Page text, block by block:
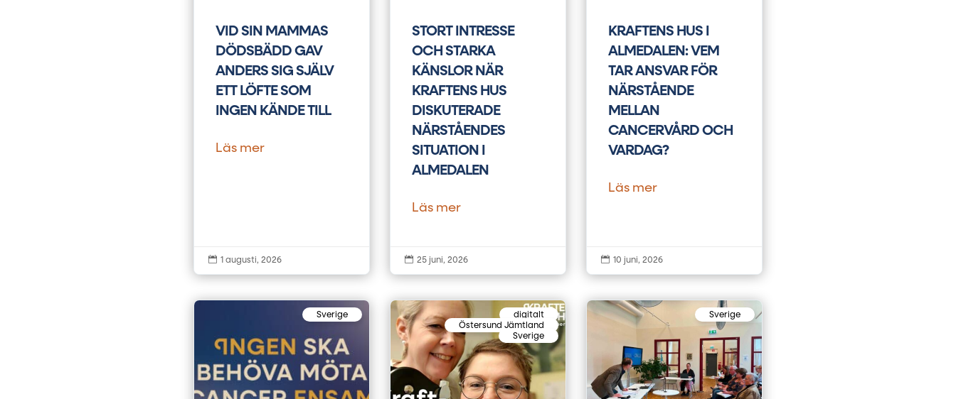
VID SIN MAMMAS
DÖDSBÄDD GAV
ANDERS SIG SJÄLV
ETT LÖFTE SOM
INGEN KÄNDE TILL
Läs mer
 1 augusti, 2026
STORT INTRESSE
OCH STARKA
KÄNSLOR NÄR
KRAFTENS HUS
DISKUTERADE
NÄRSTÅENDES
SITUATION I
ALMEDALEN
Läs mer
 25 juni, 2026
KRAFTENS HUS I
ALMEDALEN: VEM
TAR ANSVAR FÖR
NÄRSTÅENDE
MELLAN
CANCERVÅRD OCH
VARDAG?
Läs mer
 10 juni, 2026
Sverige
digitalt
Östersund Jämtland
Sverige
Sverige